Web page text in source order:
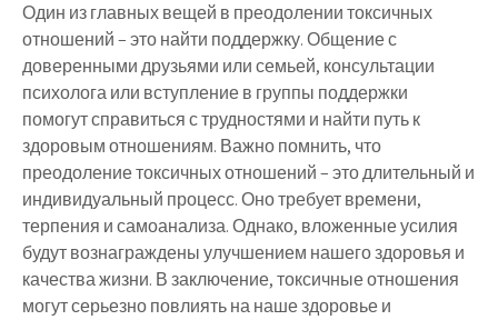
Один из главных вещей в преодолении токсичных
отношений – это найти поддержку. Общение с
доверенными друзьями или семьей, консультации
психолога или вступление в группы поддержки
помогут справиться с трудностями и найти путь к
здоровым отношениям. Важно помнить, что
преодоление токсичных отношений – это длительный и
индивидуальный процесс. Оно требует времени,
терпения и самоанализа. Однако, вложенные усилия
будут вознаграждены улучшением нашего здоровья и
качества жизни. В заключение, токсичные отношения
могут серьезно повлиять на наше здоровье и